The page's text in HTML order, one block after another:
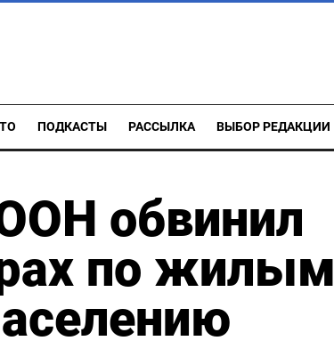
ПОДКАСТЫ РАССЫЛКА ВЫБОР РЕДАКЦИИ
обвинил
по жилым